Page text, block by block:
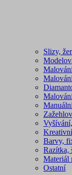
Slizy,
Barvy,
Razítka,
Materiál
Ostatní